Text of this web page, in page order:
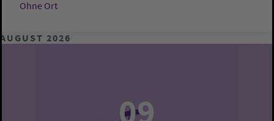
Ohne Ort
AUGUST 2026
09